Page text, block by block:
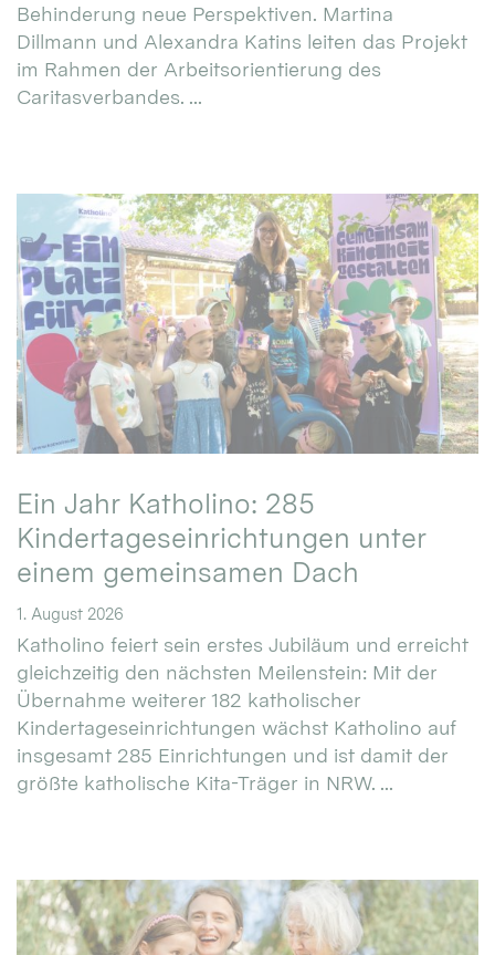
Behinderung neue Perspektiven. Martina
Dillmann und Alexandra Katins leiten das Projekt
im Rahmen der Arbeitsorientierung des
Caritasverbandes. ...
Ein Jahr Katholino: 285
Kindertageseinrichtungen unter
einem gemeinsamen Dach
1. August 2026
Katholino feiert sein erstes Jubiläum und erreicht
gleichzeitig den nächsten Meilenstein: Mit der
Übernahme weiterer 182 katholischer
Kindertageseinrichtungen wächst Katholino auf
insgesamt 285 Einrichtungen und ist damit der
größte katholische Kita-Träger in NRW. ...